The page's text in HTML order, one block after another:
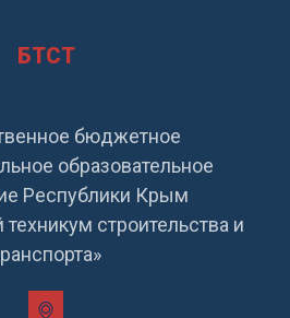
БТСТ
бюджетное
образовательное
Республики Крым
строительства и